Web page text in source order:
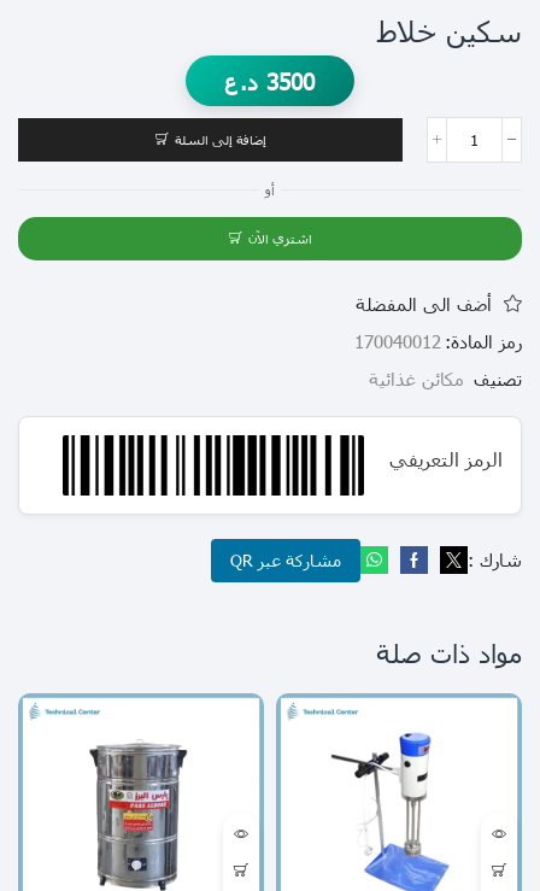
سكين خلاط
3500 د.ع
إضافة إلى السلة
أو
اشتري الآن
أضف الى المفضلة
رمز المادة: 170040012
تصنيف مكائن غذائية
الرمز التعريفي
شارك : مشاركة عبر QR
مواد ذات صلة